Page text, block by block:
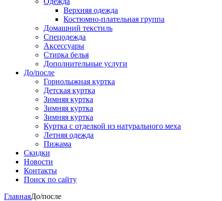
Верхняя одежда
Костюмно-плательная группа
Домашний текстиль
Спецодежда
Аксессуары
Стирка белья
Дополнительные услуги
До/после
Горнолыжная куртка
Детская куртка
Зимняя куртка
Зимняя куртка
Зимняя куртка
Куртка с отделкой из натурального меха
Летняя одежда
Пижама
Скидки
Новости
Контакты
Поиск по сайту
ГлавнаяДо/после